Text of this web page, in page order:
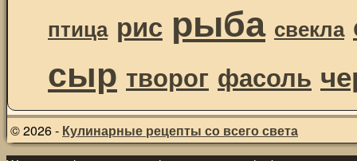
птица рис рыба свекла
сыр творог фасоль
© 2026 - Кулинарные рецепты со всего света